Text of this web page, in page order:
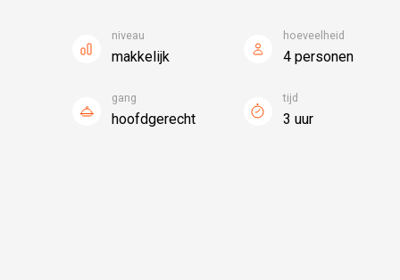
niveau
makkelijk
hoeveelheid
4 personen
gang
hoofdgerecht
tijd
3 uur